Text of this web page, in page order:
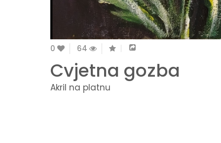
0 64
Cvjetna gozba
Akril na platnu